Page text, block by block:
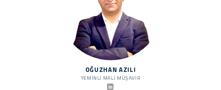
OĞUZHAN AZILI
YEMINLI MALI MÜŞAVIR